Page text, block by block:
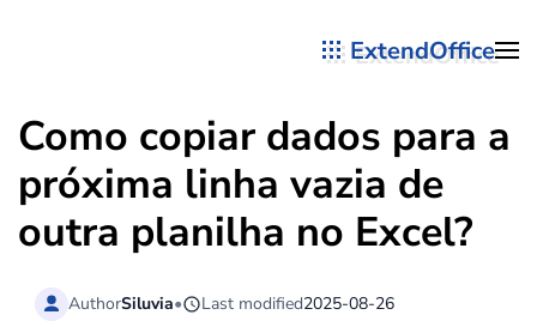
ExtendOffice
Como copiar dados para a
próxima linha vazia de
outra planilha no Excel?
AuthorSiluvia• Last modified2025-08-26